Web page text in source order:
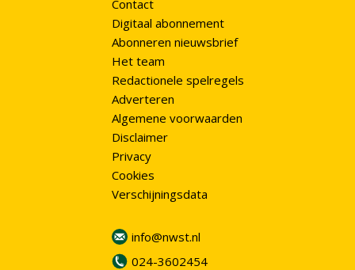
Contact
Digitaal abonnement
Abonneren nieuwsbrief
Het team
Redactionele spelregels
Adverteren
Algemene voorwaarden
Disclaimer
Privacy
Cookies
Verschijningsdata
info@nwst.nl
024-3602454